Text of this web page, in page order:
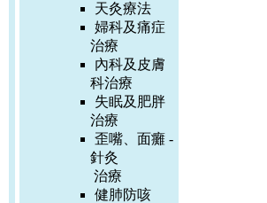
天灸療法
婦科及痛症
治療
內科及皮膚
科治療
失眠及肥胖
治療
歪嘴、面癱 -
針灸
治療
健肺防咳